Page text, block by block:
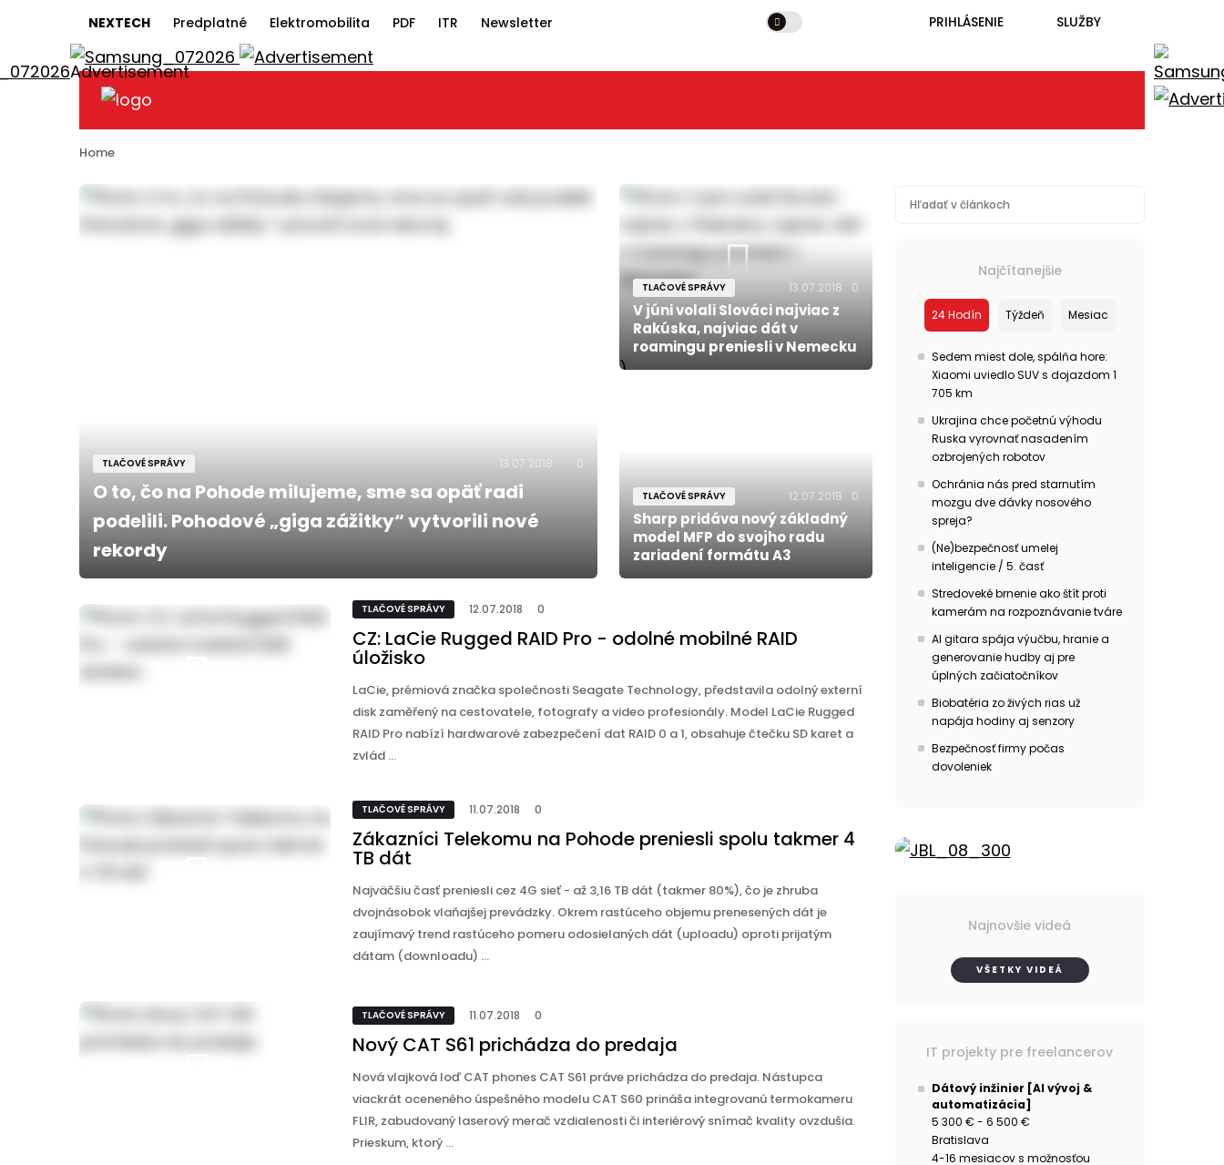
NEXTECH Predplatné Elektromobilita PDF ITR Newsletter PRIHLÁSENIE SLUŽBY
Home
TLAČOVÉ SPRÁVY 13.07.2018 0
O to, čo na Pohode milujeme, sme sa opäť radi
podelili. Pohodové „giga zážitky“ vytvorili nové
rekordy
)
TLAČOVÉ SPRÁVY 13.07.2018 0
V júni volali Slováci najviac z
Rakúska, najviac dát v
roamingu preniesli v Nemecku
TLAČOVÉ SPRÁVY 12.07.2018 0
Sharp pridáva nový základný
model MFP do svojho radu
zariadení formátu A3
TLAČOVÉ SPRÁVY 12.07.2018 0
CZ: LaCie Rugged RAID Pro - odolné mobilné RAID
úložisko
LaCie, prémiová značka společnosti Seagate Technology, představila odolný externí
disk zaměřený na cestovatele, fotografy a video profesionály. Model LaCie Rugged
RAID Pro nabízí hardwarové zabezpečení dat RAID 0 a 1, obsahuje čtečku SD karet a
zvlád ...
TLAČOVÉ SPRÁVY 11.07.2018 0
Zákazníci Telekomu na Pohode preniesli spolu takmer 4
TB dát
Najväčšiu časť preniesli cez 4G sieť - až 3,16 TB dát (takmer 80%), čo je zhruba
dvojnásobok vlaňajšej prevádzky. Okrem rastúceho objemu prenesených dát je
zaujímavý trend rastúceho pomeru odosielaných dát (uploadu) oproti prijatým
dátam (downloadu) ...
TLAČOVÉ SPRÁVY 11.07.2018 0
Nový CAT S61 prichádza do predaja
Nová vlajková loď CAT phones CAT S61 práve prichádza do predaja. Nástupca
viackrát oceneného úspešného modelu CAT S60 prináša integrovanú termokameru
FLIR, zabudovaný laserový merač vzdialenosti či interiérový snímač kvality ovzdušia.
Prieskum, ktorý ...
Najčítanejšie
24 Hodín Týždeň Mesiac
Sedem miest dole, spálňa hore:
Xiaomi uviedlo SUV s dojazdom 1
705 km
Ukrajina chce početnú výhodu
Ruska vyrovnať nasadením
ozbrojených robotov
Ochránia nás pred starnutím
mozgu dve dávky nosového
spreja?
(Ne)bezpečnosť umelej
inteligencie / 5. časť
Stredoveké brnenie ako štít proti
kamerám na rozpoznávanie tváre
AI gitara spája výučbu, hranie a
generovanie hudby aj pre
úplných začiatočníkov
Biobatéria zo živých rias už
napája hodiny aj senzory
Bezpečnosť firmy počas
dovoleniek
Najnovšie videá
VŠETKY VIDEÁ
IT projekty pre freelancerov
Dátový inžinier [AI vývoj &
automatizácia]
5 300 € - 6 500 €
Bratislava
4-16 mesiacov s možnosťou